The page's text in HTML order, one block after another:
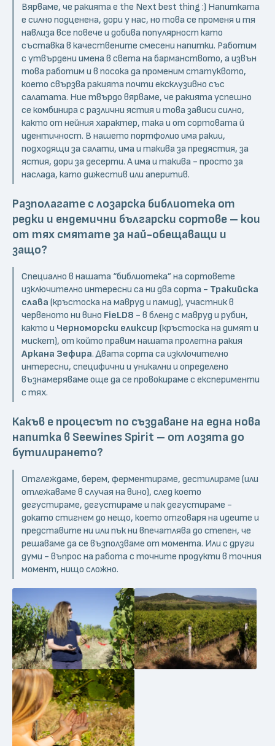
Вярваме, че ракията е the Next best thing :) Напитката
е силно подценена, дори у нас, но това се променя и тя
навлиза все повече и добива популярност като
съставка в качествените смесени напитки. Работим
с утвърдени имена в света на барманството, а извън
това работим и в посока да променим статуквото,
което свързва ракията почти ексклузивно със
салатата. Ние твърдо вярваме, че ракията успешно
се комбинира с различни ястия и това зависи силно,
както от нейния характер, така и от сортовата й
идентичност. В нашето портфолио има ракии,
подходящи за салати, има и такива за предястия, за
ястия, дори за десерти. А има и такива - просто за
наслада, като дижестив или аперитив.
Разполагате с лозарска библиотека от
редки и ендемични български сортове – кои
от тях смятате за най-обещаващи и
защо?
Специално в нашата “библиотека” на сортовете
изключително интересни са ни два сорта - Тракийска
слава (кръстоска на мавруд и памид), участник в
червеното ни вино FieLD8 - в бленд с мавруд и рубин,
както и Черноморски еликсир (кръстоска на димят и
мискет), от който правим нашата пролетна ракия
Аркана Зефира. Двата сорта са изключително
интересни, специфични и уникални и определено
възнамеряваме още да се провокираме с експерименти
с тях.
Какъв е процесът по създаване на една нова
напитка в Seewines Spirit – от лозята до
бутилирането?
Отглеждаме, берем, ферментираме, дестилираме (или
отлежаваме в случая на вино), след което
дегустираме, дегустираме и пак дегустираме -
докато стигнем до нещо, което отговаря на идеите и
представите ни или пък ни впечатлява до степен, че
решаваме да се възползваме от момента. Или с други
думи - въпрос на работа с точните продукти в точния
момент, нищо сложно.